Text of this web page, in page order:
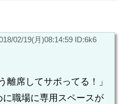
02/19(月)08:14:59 ID:6k6
離席してサボってる！」
に職場に専用スペースが